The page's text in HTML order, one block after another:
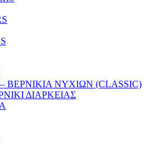
ΒΕΡΝΙΚΙΑ ΝΥΧΙΩΝ (CLASSIC)
ΔΙΑΡΚΕΙΑΣ